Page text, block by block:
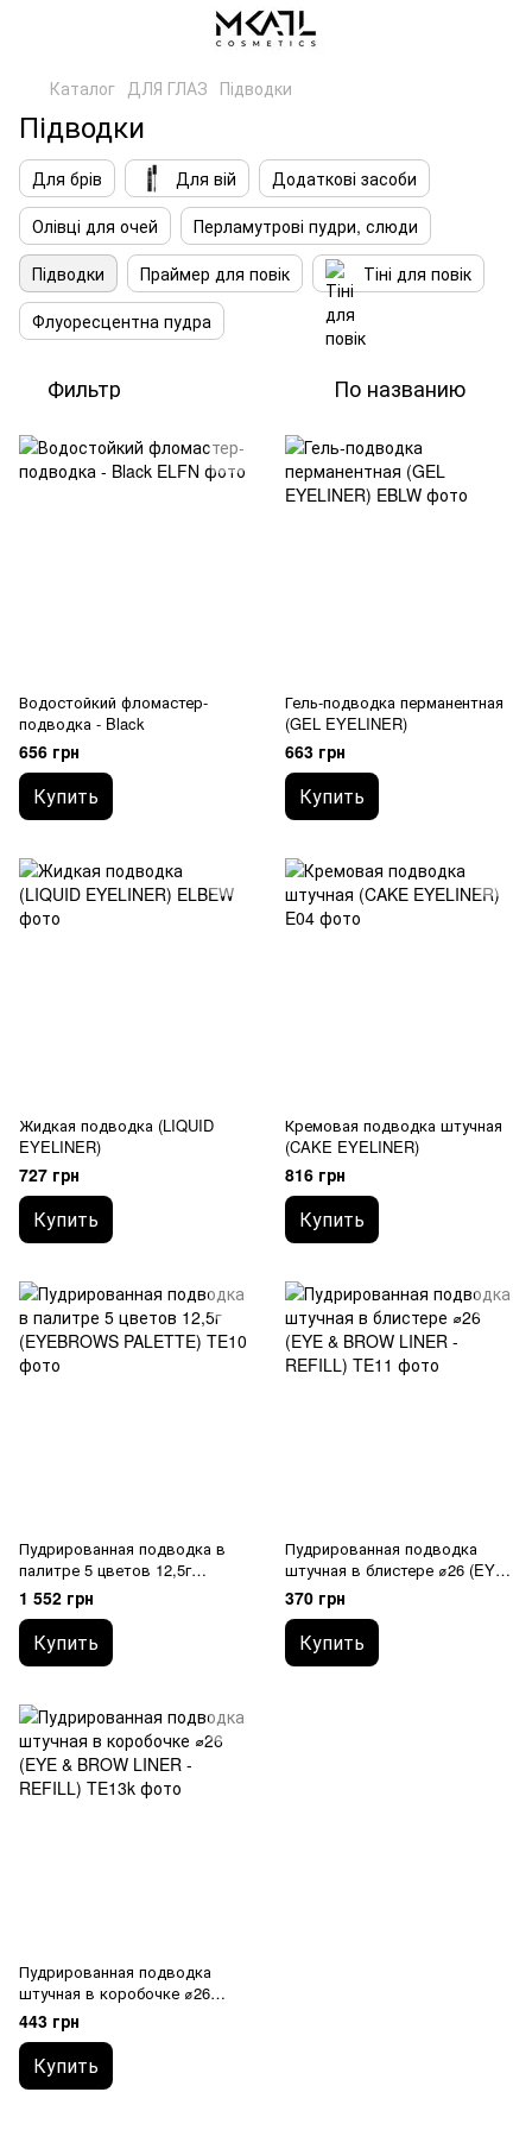
Каталог ДЛЯ ГЛАЗ Підводки
Підводки
Для брів Для вій
Додаткові засоби
Олівці для очей
Перламутрові пудри, слюди
Підводки
Праймер для повік
Тіні для повік
Флуоресцентна пудра
Фильтр По названию
Водостойкий фломастер-
подводка - Black
656 грн
Купить
Гель-подводка перманентная
(GEL EYELINER)
663 грн
Купить
Жидкая подводка (LIQUID
EYELINER)
727 грн
Купить
Кремовая подводка штучная
(CAKE EYELINER)
816 грн
Купить
Пудрированная подводка в
палитре 5 цветов 12,5г
(EYEBROWS PALETTE)
1 552 грн
Купить
Пудрированная подводка
штучная в блистере ⌀26 (EYE
& BROW LINER - REFILL)
370 грн
Купить
Пудрированная подводка
штучная в коробочке ⌀26
(EYE & BROW LINER - REFILL)
443 грн
Купить